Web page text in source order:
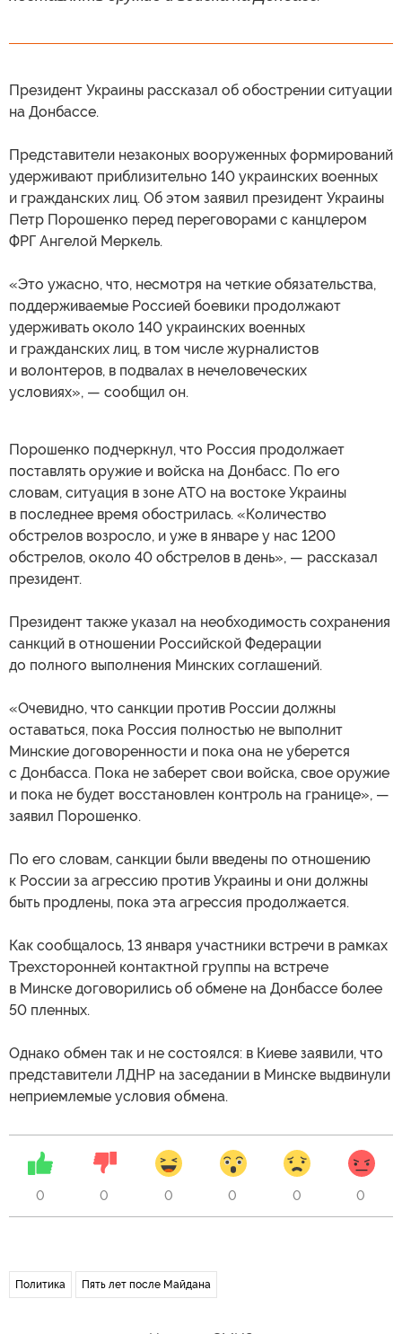
Президент Украины рассказал об обострении ситуации
на Донбассе.
Представители незаконых вооруженных формирований
удерживают приблизительно 140 украинских военных
и гражданских лиц. Об этом заявил президент Украины
Петр Порошенко перед переговорами с канцлером
ФРГ Ангелой Меркель.
«Это ужасно, что, несмотря на четкие обязательства,
поддерживаемые Россией боевики продолжают
удерживать около 140 украинских военных
и гражданских лиц, в том числе журналистов
и волонтеров, в подвалах в нечеловеческих
условиях», — сообщил он.
Порошенко подчеркнул, что Россия продолжает
поставлять оружие и войска на Донбасс. По его
словам, ситуация в зоне АТО на востоке Украины
в последнее время обострилась. «Количество
обстрелов возросло, и уже в январе у нас 1200
обстрелов, около 40 обстрелов в день», — рассказал
президент.
Президент также указал на необходимость сохранения
санкций в отношении Российской Федерации
до полного выполнения Минских соглашений.
«Очевидно, что санкции против России должны
оставаться, пока Россия полностью не выполнит
Минские договоренности и пока она не уберется
с Донбасса. Пока не заберет свои войска, свое оружие
и пока не будет восстановлен контроль на границе», —
заявил Порошенко.
По его словам, санкции были введены по отношению
к России за агрессию против Украины и они должны
быть продлены, пока эта агрессия продолжается.
Как сообщалось, 13 января участники встречи в рамках
Трехсторонней контактной группы на встрече
в Минске договорились об обмене на Донбассе более
50 пленных.
Однако обмен так и не состоялся: в Киеве заявили, что
представители ЛДНР на заседании в Минске выдвинули
неприемлемые условия обмена.
0 0 0 0 0 0
Политика Пять лет после Майдана